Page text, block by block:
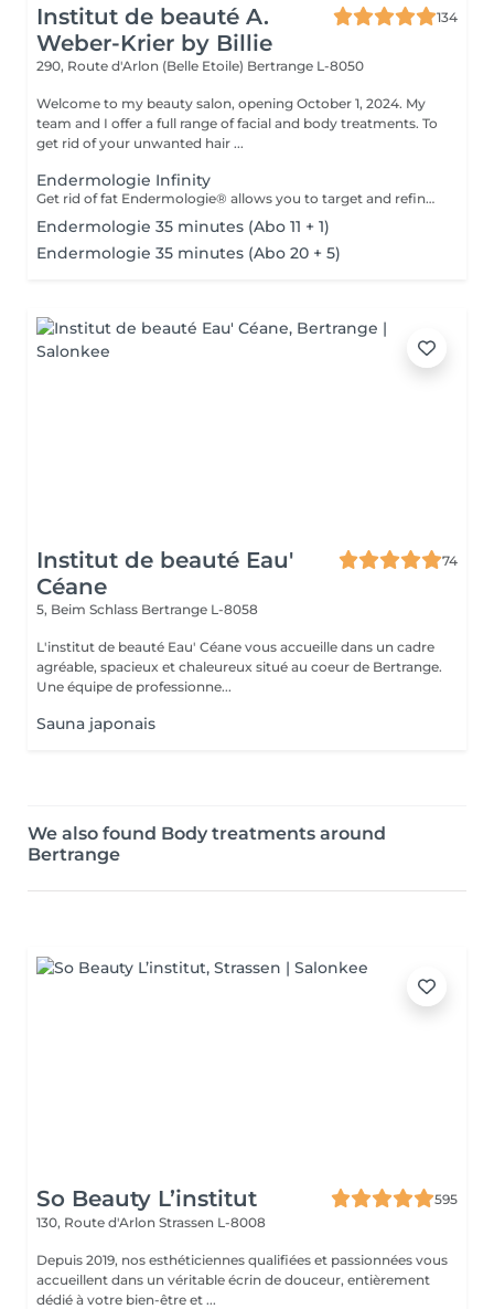
Institut de beauté A.
Weber-Krier by Billie
134
290, Route d'Arlon (Belle Etoile) Bertrange L-8050
Welcome to my beauty salon, opening October 1, 2024. My
team and I offer a full range of facial and body treatments. To
get rid of your unwanted hair ...
Endermologie Infinity
Get rid of fat Endermologie® allows you to target and refine areas that are resistant to exercise and food hygiene (arms, back, stomach, waist, thighs, etc.) while adapting precisely to the needs of each skin. Smooth cellulite Cellulite, which affects 90% of even the thinnest and most athletic women, results from both fat storage in adipocytes (fat cells) and water retention all around. Firm the skin Weight variations, pregnancies, the passage of time, the skin gradually loses its tone and suppleness. Even if this sagging skin affects the entire body, certain areas are more sensitive: inner thighs, stomach, arms, etc. Find light legs Heavy and painful legs, swollen ankles or feet: these symptoms reflect poor blood and lymphatic circulation. Toxins accumulate in the body, which explains such variations in volume in the same day or at different times of the female cycle. Well-being Discover treatment courses with an exclusive concept, for incomparable effectiveness and relaxation.
Endermologie 35 minutes (Abo 11 + 1)
Endermologie 35 minutes (Abo 20 + 5)
Institut de beauté Eau'
Céane
74
5, Beim Schlass Bertrange L-8058
L'institut de beauté Eau' Céane vous accueille dans un cadre
agréable, spacieux et chaleureux situé au coeur de Bertrange.
Une équipe de professionne...
Sauna japonais
We also found Body treatments around
Bertrange
So Beauty L’institut
595
130, Route d'Arlon Strassen L-8008
Depuis 2019, nos esthéticiennes qualifiées et passionnées vous
accueillent dans un véritable écrin de douceur, entièrement
dédié à votre bien-être et ...